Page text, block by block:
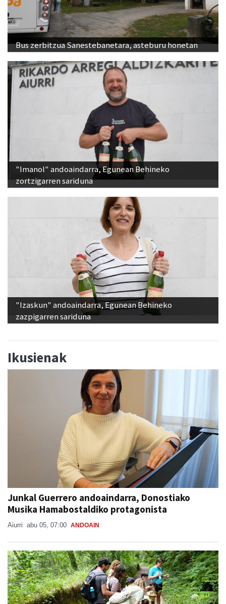
Bus zerbitzua Sanestebanetara, asteburu honetan
"Imanol" andoaindarra, Egunean Behineko
zortzigarren sariduna
"Izaskun" andoaindarra, Egunean Behineko
zazpigarren sariduna
Ikusienak
Junkal Guerrero andoaindarra, Donostiako
Musika Hamabostaldiko protagonista
Aiurri abu 05, 07:00 ANDOAIN